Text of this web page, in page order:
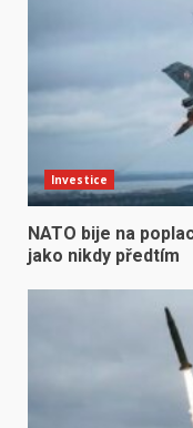
Investice
NATO bije na
jako nikdy předtím